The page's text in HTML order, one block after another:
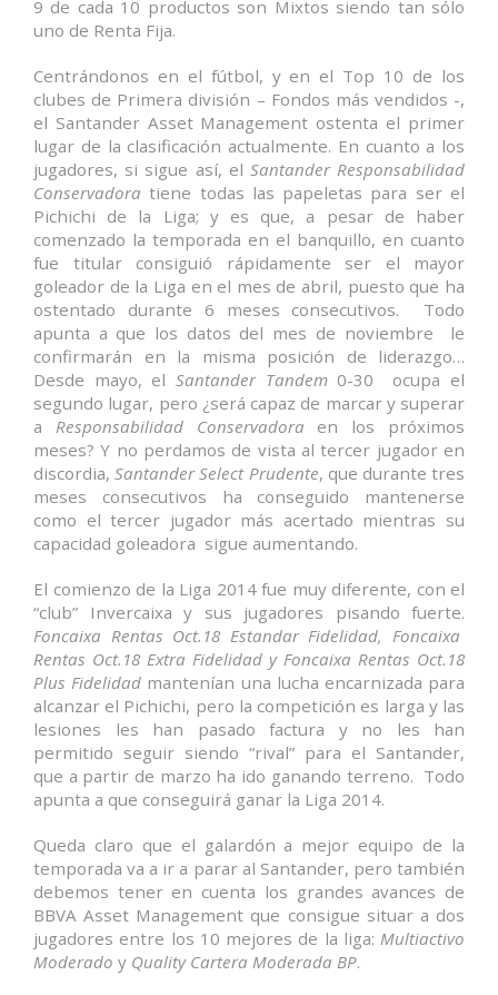
9 de cada 10 productos son Mixtos siendo tan sólo
uno de Renta Fija.
Centrándonos en el fútbol, y en el Top 10 de los
clubes de Primera división – Fondos más vendidos -,
el Santander Asset Management ostenta el primer
lugar de la clasificación actualmente. En cuanto a los
jugadores, si sigue así, el Santander Responsabilidad
Conservadora tiene todas las papeletas para ser el
Pichichi de la Liga; y es que, a pesar de haber
comenzado la temporada en el banquillo, en cuanto
fue titular consiguió rápidamente ser el mayor
goleador de la Liga en el mes de abril, puesto que ha
ostentado durante 6 meses consecutivos. Todo
apunta a que los datos del mes de noviembre le
confirmarán en la misma posición de liderazgo…
Desde mayo, el Santander Tandem0-30 ocupa el
segundo lugar, pero ¿será capaz de marcar y superar
a Responsabilidad Conservadora en los próximos
meses? Y no perdamos de vista al tercer jugador en
discordia, Santander Select Prudente, que durante tres
meses consecutivos ha conseguido mantenerse
como el tercer jugador más acertado mientras su
capacidad goleadora sigue aumentando.
El comienzo de la Liga 2014 fue muy diferente, con el
“club” Invercaixa y sus jugadores pisando fuerte.
Foncaixa Rentas Oct.18 Estandar Fidelidad, Foncaixa
Rentas Oct.18 Extra Fidelidad y Foncaixa Rentas Oct.18
Plus Fidelidad mantenían una lucha encarnizada para
alcanzar el Pichichi, pero la competición es larga y las
lesiones les han pasado factura y no les han
permitido seguir siendo “rival” para el Santander,
que a partir de marzo ha ido ganando terreno. Todo
apunta a que conseguirá ganar la Liga 2014.
Queda claro que el galardón a mejor equipo de la
temporada va a ir a parar al Santander, pero también
debemos tener en cuenta los grandes avances de
BBVA Asset Management que consigue situar a dos
jugadores entre los 10 mejores de la liga: Multiactivo
Moderado y Quality Cartera Moderada BP.